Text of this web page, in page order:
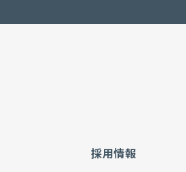
採用情報